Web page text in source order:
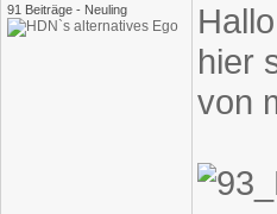
91 Beiträge - Neuling
hier
von